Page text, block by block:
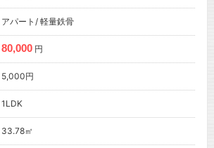
アパート/ 軽量鉄骨
80,000 円
5,000円
1LDK
33.78㎡